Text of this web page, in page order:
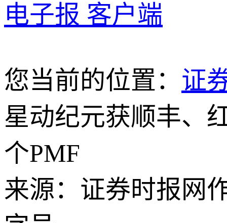
电子报 客户端
您当前的位置： 证
星动纪元获顺丰、
个PMF
来源：证券时报网